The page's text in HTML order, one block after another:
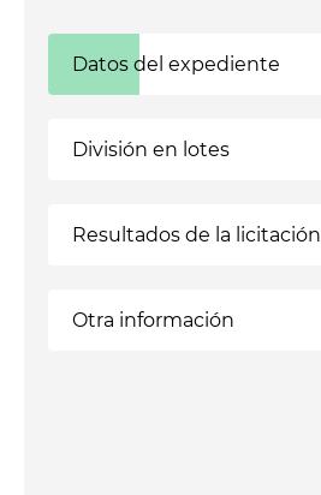
Datos del expediente
División en lotes
Resultados de la licitación
Otra información